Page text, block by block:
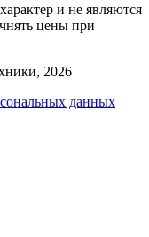
и не являются
цены при
2026
данных